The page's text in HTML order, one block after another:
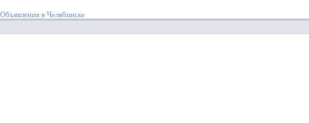
Объявления в Челябинске